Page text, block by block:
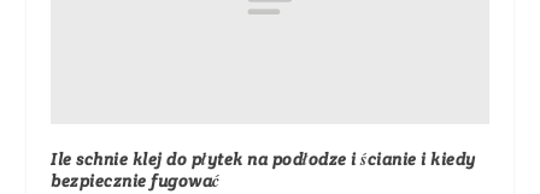
Ile schnie klej do płytek na podłodze i ścianie i kiedy
bezpiecznie fugować